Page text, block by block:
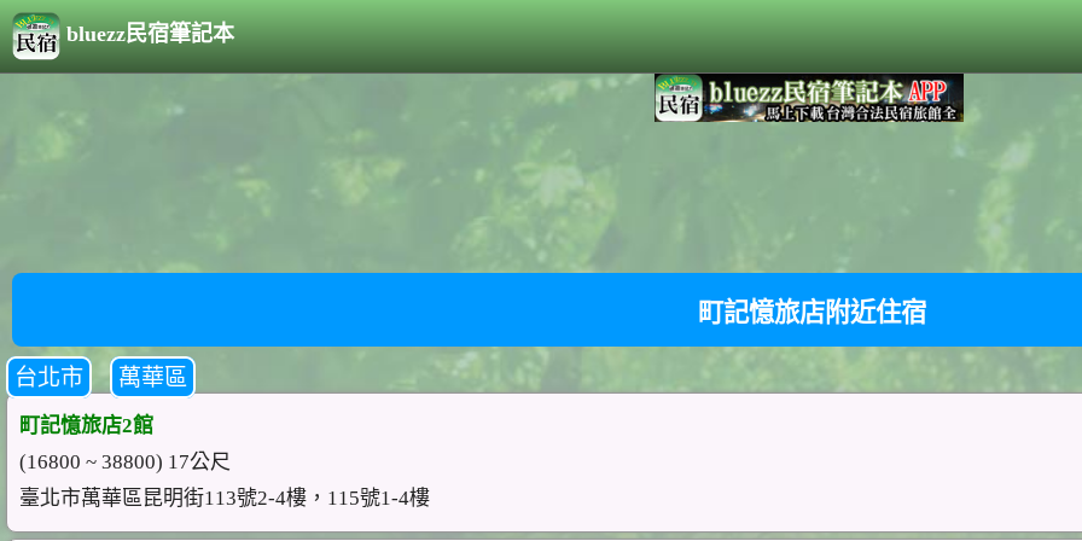
bluezz民宿筆記本
町記憶旅店附近住宿
台北市 萬華區
町記憶旅店2館
(16800 ~ 38800) 17公尺
臺北市萬華區昆明街113號2-4樓，115號1-4樓